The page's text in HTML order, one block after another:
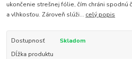
ukončenie strešnej fólie, čím chráni spodnú
a vlhkosťou. Zároveň slúži... celý popis
Dostupnosť
Skladom
Dĺžka produktu